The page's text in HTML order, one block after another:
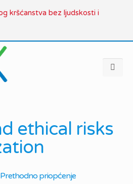
kršćanstva bez ljudskosti i
ethical risks
Prethodno priopćenje